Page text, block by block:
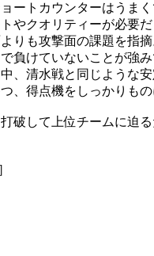
ートカウンターはうまく
やクオリティーが必要
りも攻撃面の課題を指
負けていないことが強み
、清水戦と同じような
、得点機をしっかりもの
破して上位チームに迫